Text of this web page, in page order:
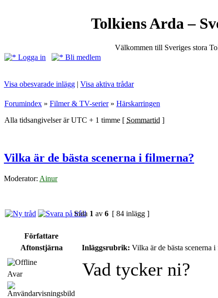
Tolkiens Arda –
Välkommen till Sveriges stora
Logga in
Bli medlem
Visa obesvarade inlägg | Visa aktiva trådar
Forumindex » Filmer & TV-serier» Härskarringen
Alla tidsangivelser är UTC + 1 timme [ Sommartid ]
Vilka är de bästa scenerna i filmerna?
Moderator: Ainur
Sida 1 av 6 [ 84 inlägg ]
Författare
Aftonstjärna
Inläggsrubrik: Vilka är de bästa scenerna
Avar Vad tycker ni?